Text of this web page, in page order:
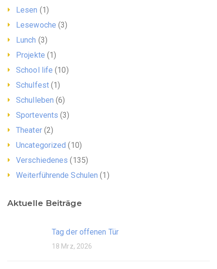
Lesen (1)
Lesewoche (3)
Lunch (3)
Projekte (1)
School life (10)
Schulfest(1)
Schulleben (6)
Sportevents (3)
Theater(2)
Uncategorized (10)
Verschiedenes (135)
Weiterführende Schulen (1)
Aktuelle Beiträge
Tag der offenen Tür
18 Mrz, 2026